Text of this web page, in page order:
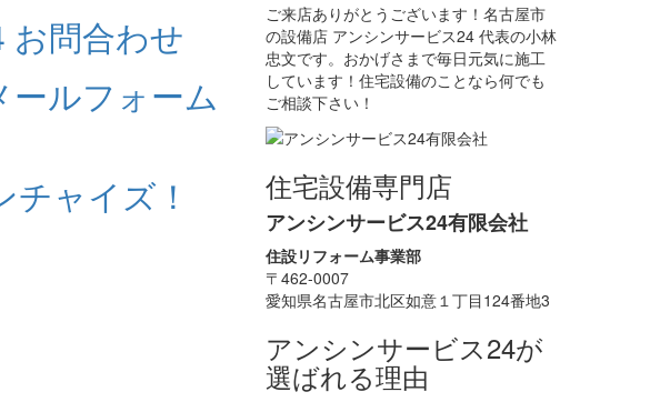
ご来店ありがとうございます！名古屋市
の設備店 アンシンサービス24 代表の小林
忠文です。おかげさまで毎日元気に施工
しています！住宅設備のことなら何でも
ご相談下さい！
住宅設備専門店
アンシンサービス24有限会社
住設リフォーム事業部
〒462-0007
愛知県名古屋市北区如意１丁目124番地3
アンシンサービス24が
選ばれる理由